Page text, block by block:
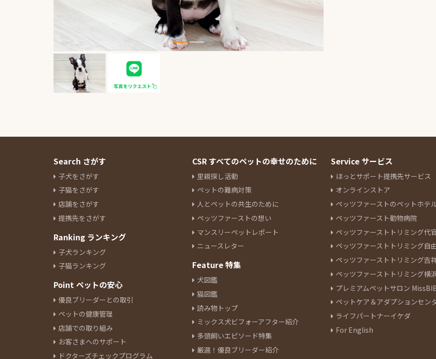
Search さがす
子犬をさがす
子猫をさがす
店舗をさがす
提携先をさがす
Ranking ランキング
子犬ランキング
子猫ランキング
Point ペットの安心
優良ブリーダーとの取引
ペットの健康管理
店舗での取り組み
お客さまへのサポート
ドクターズチェックプログラム
CSR すべてのペットの幸せのために
里親探し活動
ペットの難病対策
人とペットの共生のために
ペッツファーストの想い
マンスリーペットレポート
ニュースレター
Feature 特集
犬図鑑
猫図鑑
読み物トップ
ミックス犬ビフォーアフター紹介
多頭飼いエピソード特集
厳選！優良ブリーダー紹介
Service サービス
ほっとサポート提携先サービス
オンラインストア
ペッツファーストのペットホテ
ペッツファースト動物病院
ペッツファーストトリミング代
ペッツファーストトリミング自
ペッツファーストトリミング吉
ペッツファーストトリミング横
プレミアムペットサロン
ペットケア＆アダプションセン
ライフパートナーイケダ
For English